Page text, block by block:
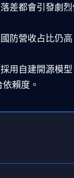
差都會引發劇
防營收占比仍
用自建開源模
賴度。